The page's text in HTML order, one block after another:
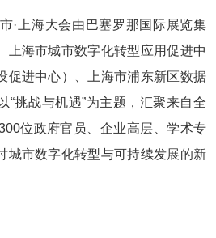
·上海大会由巴塞罗那国际展览集
上海市城市数字化转型应用促进中
促进中心）、上海市浦东新区数据
“挑战与机遇”为主题，汇聚来自全
位政府官员、企业高层、学术专
城市数字化转型与可持续发展的新